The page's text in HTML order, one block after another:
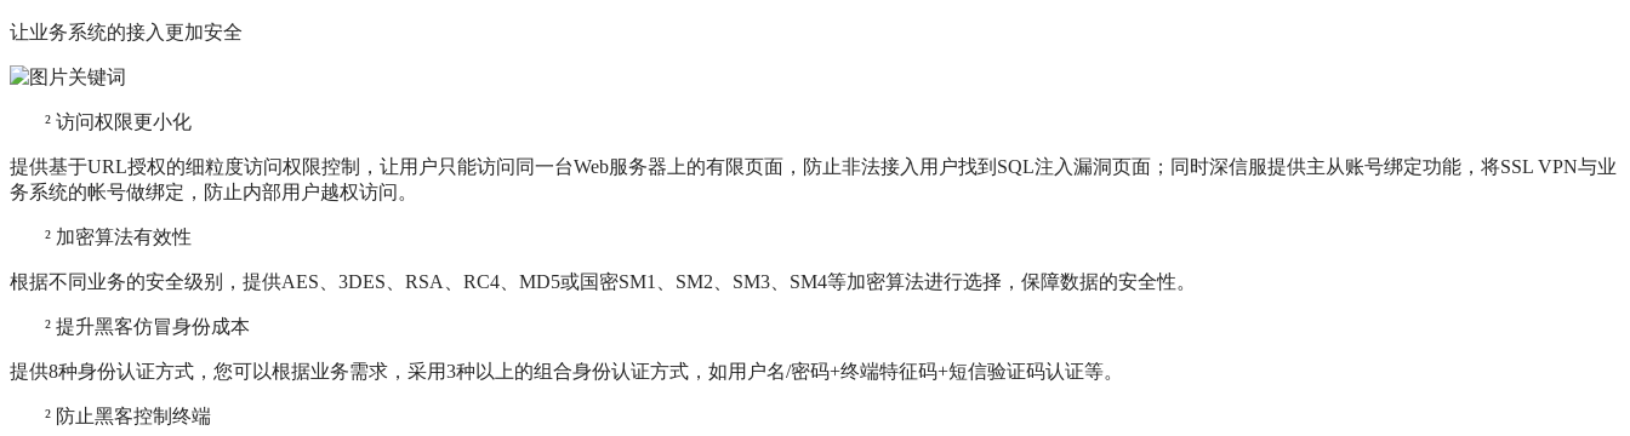
让业务系统的接入更加安全
² 访问权限更小化
提供基于URL授权的细粒度访问权限控制，让用户只能访问同一台Web服务器上的有限页面，防止非法接入用户找到SQL注入漏洞页面；同时深信服提供主从账号绑定功能，将SSL VPN与业
务系统的帐号做绑定，防止内部用户越权访问。
² 加密算法有效性
根据不同业务的安全级别，提供AES、3DES、RSA、RC4、MD5或国密SM1、SM2、SM3、SM4等加密算法进行选择，保障数据的安全性。
² 提升黑客仿冒身份成本
提供8种身份认证方式，您可以根据业务需求，采用3种以上的组合身份认证方式，如用户名/密码+终端特征码+短信验证码认证等。
² 防止黑客控制终端